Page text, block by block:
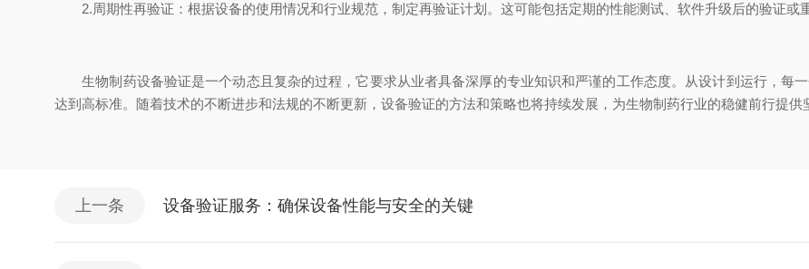
2.周期性再验证：根据设备的使用情况和行业规范，制定再验证计划。这可能包括定期的性能测试、软件升级后的验证或
生物制药设备验证是一个动态且复杂的过程，它要求从业者具备深厚的专业知识和严谨的工作态度。从设计到运行，每
达到高标准。随着技术的不断进步和法规的不断更新，设备验证的方法和策略也将持续发展，为生物制药行业的稳健前行提供
上一条 设备验证服务：确保设备性能与安全的关键